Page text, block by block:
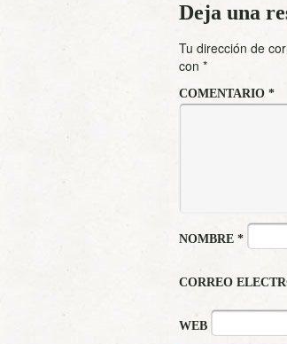
Deja una
Tu dirección de
con *
COMENTARIO *
NOMBRE *
CORREO
WEB